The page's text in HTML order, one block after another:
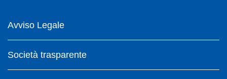
Avviso Legale
Società trasparente